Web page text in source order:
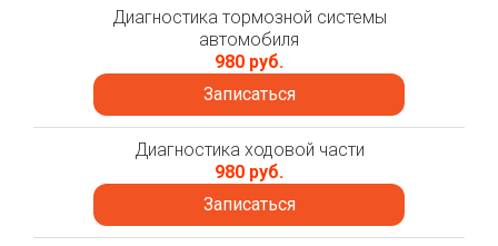
Диагностика тормозной системы
автомобиля
980 руб.
Записаться
Диагностика ходовой части
980 руб.
Записаться